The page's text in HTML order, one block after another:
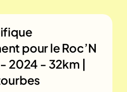
pour leRoc’N
2024 - 32km |